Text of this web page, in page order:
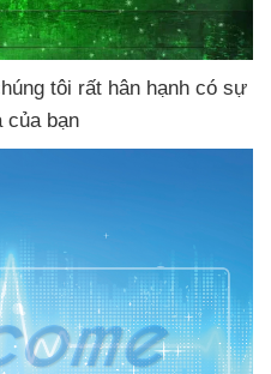
tôi rất hân hạnh có sự
của bạn